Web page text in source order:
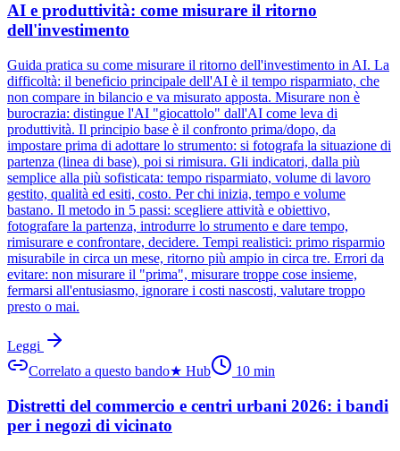
AI e produttività: come misurare il ritorno
dell'investimento
Guida pratica su come misurare il ritorno dell'investimento in AI. La
difficoltà: il beneficio principale dell'AI è il tempo risparmiato, che
non compare in bilancio e va misurato apposta. Misurare non è
burocrazia: distingue l'AI "giocattolo" dall'AI come leva di
produttività. Il principio base è il confronto prima/dopo, da
impostare prima di adottare lo strumento: si fotografa la situazione di
partenza (linea di base), poi si rimisura. Gli indicatori, dalla più
semplice alla più sofisticata: tempo risparmiato, volume di lavoro
gestito, qualità ed esiti, costo. Per chi inizia, tempo e volume
bastano. Il metodo in 5 passi: scegliere attività e obiettivo,
fotografare la partenza, introdurre lo strumento e dare tempo,
rimisurare e confrontare, decidere. Tempi realistici: primo risparmio
misurabile in circa un mese, ritorno più ampio in circa tre. Errori da
evitare: non misurare il "prima", misurare troppe cose insieme,
fermarsi all'entusiasmo, ignorare i costi nascosti, valutare troppo
presto o mai.
Leggi
Correlato a questo bando★ Hub 10 min
Distretti del commercio e centri urbani 2026: i bandi
per i negozi di vicinato